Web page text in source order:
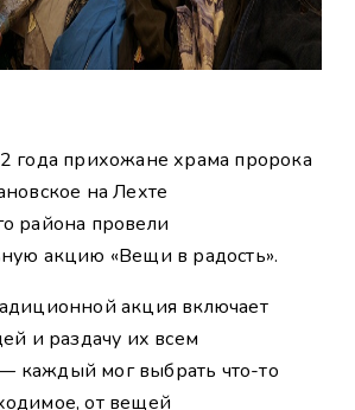
года прихожане храма пророка
на Лехте
района провели
акцию «Вещи в радость».
акция включает
и раздачу их всем
каждый мог выбрать что-то
от вещей